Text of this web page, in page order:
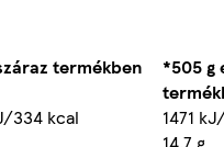
termékben
*505 g
334 kcal
1471
14,7 g